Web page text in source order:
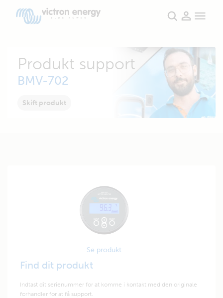
Produkt support
BMV-702
Skift produkt
Se produkt
Find dit produkt
Indtast dit serienummer for at komme i kontakt med den originale
forhandler for at få support.